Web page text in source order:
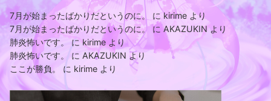
7月が始まったばかりだというのに。 にkirime より
7月が始まったばかりだというのに。 にAKAZUKINより
肺炎怖いです。
にkirime より
肺炎怖いです。
に AKAZUKIN より
ここが勝負。
に kirime より